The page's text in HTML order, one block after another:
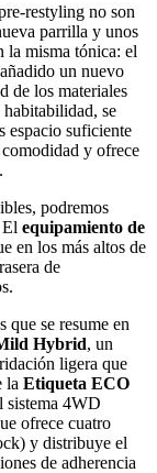
restyling no son
parrilla y unos
la misma tónica: el
un nuevo
de los materiales
se
espacio suficiente
y ofrece
.
podremos
equipamiento de
en los más altos de
de
que se resume en
Hybrid, un
ligera que
la Etiqueta ECO
sistema 4WD
ofrece cuatro
y distribuye el
de adherencia